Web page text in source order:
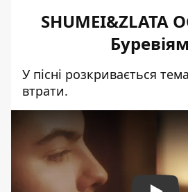
SHUMEI&ZLATA
У пісні розкривається
втрати.